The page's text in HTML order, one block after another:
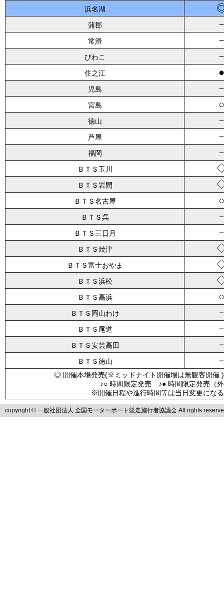
浜名湖
蒲郡
常滑
びわこ
住之江 ●
児島
宮島 ○
徳山
芦屋
福岡
ＢＴＳ玉川
ＢＴＳ岩間
ＢＴＳ名古屋 ○
ＢＴＳ呉
ＢＴＳ三日月
ＢＴＳ焼津
ＢＴＳ富士おやま
ＢＴＳ浜松
ＢＴＳ高浜 ○
ＢＴＳ岡山わけ
ＢＴＳ尾道
ＢＴＳ安芸高田
ＢＴＳ徳山
◎:開催本場発売(※ミッドナイト開催場は無観客
♪○:時間限定発売 ♪●:時間限定発売
※開催日程や進行時間等は当日変更にな
copyright © 一般社団法人 全国モーターボート競走施行者協議会 All rights